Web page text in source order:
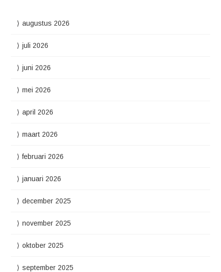
augustus 2026
juli 2026
juni 2026
mei 2026
april 2026
maart 2026
februari 2026
januari 2026
december 2025
november 2025
oktober 2025
september 2025